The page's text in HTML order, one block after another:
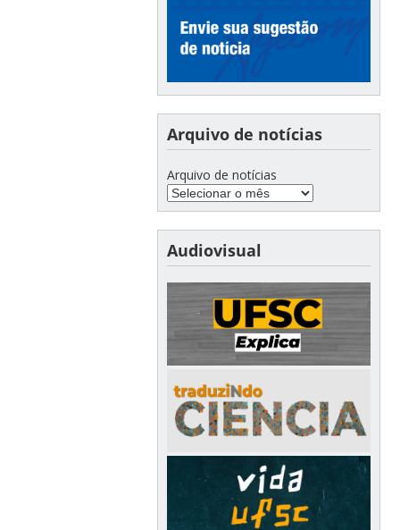
Arquivo de notícias
Arquivo de notícias
Audiovisual